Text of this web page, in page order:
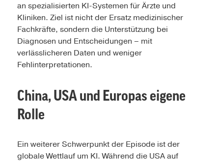
an spezialisierten KI-Systemen für Ärzte und
Kliniken. Ziel ist nicht der Ersatz medizinischer
Fachkräfte, sondern die Unterstützung bei
Diagnosen und Entscheidungen – mit
verlässlicheren Daten und weniger
Fehlinterpretationen.
China, USA und Europas eigene
Rolle
Ein weiterer Schwerpunkt der Episode ist der
globale Wettlauf um KI. Während die USA auf